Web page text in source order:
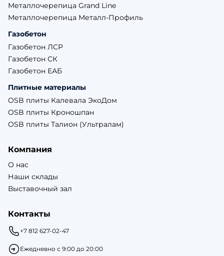
Металлочерепица Grand Line
Металлочерепица Металл-Профиль
Газобетон
Газобетон ЛСР
Газобетон СК
Газобетон ЕАБ
Плитные материалы
OSB плиты Калевала ЭкоДом
OSB плиты Кроношпан
OSB плиты Талион (Ультралам)
Компания
О нас
Наши склады
Выставочный зал
Контакты
+7 812 627-02-47
Ежедневно с 9:00 до 20:00